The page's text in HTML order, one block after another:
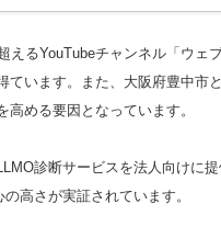
えるYouTubeチャンネル「ウェ
ています。また、大阪府豊中市
める要因となっています。
診断サービスを法人向けに
高さが実証されています。